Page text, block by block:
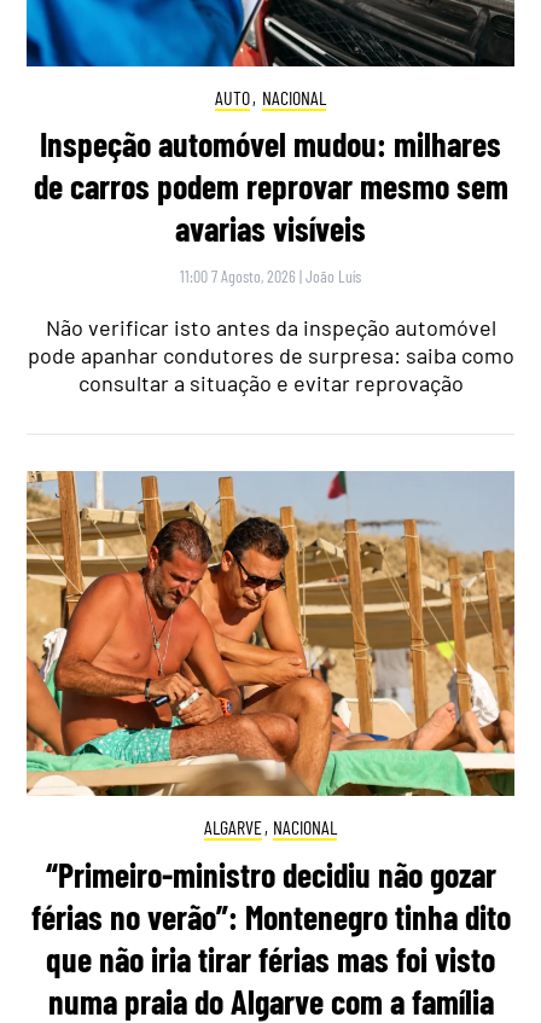
AUTO, NACIONAL
Inspeção automóvel mudou: milhares
de carros podem reprovar mesmo sem
avarias visíveis
11:00 7 Agosto, 2026 |João Luís
Não verificar isto antes da inspeção automóvel
pode apanhar condutores de surpresa: saiba como
consultar a situação e evitar reprovação
ALGARVE, NACIONAL
“Primeiro-ministro decidiu não gozar
férias no verão”: Montenegro tinha dito
que não iria tirar férias mas foi visto
numa praia do Algarve com a família